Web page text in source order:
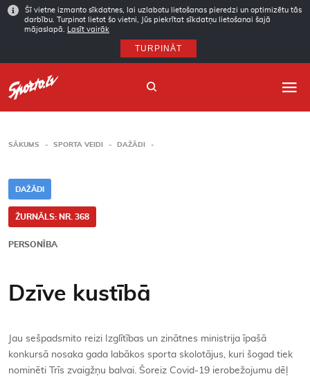
Šī vietne izmanto sīkdatnes, lai uzlabotu lietošanas pieredzi un optimizētu tās
darbību. Turpinot lietot šo vietni, Jūs piekrītat sīkdatņu lietošanai šajā
mājaslapā.
Lasīt vairāk
TURPINĀT
Abonēšana
Kontakti
SĀKUMS SPORTA VEIDI DAŽĀDI
DAŽĀDI
ŽURNĀLS: NR. 368
PERSONĪBA
Dzīve kustībā
Jau sešpadsmito reizi Izglītības un zinātnes ministrija īpašā
konkursā nosaka gada labākos sporta skolotājus, kuri šogad tiek
nominēti Trīs zvaigžņu balvai. Šoreiz Covid-19 ierobežojumu dēļ